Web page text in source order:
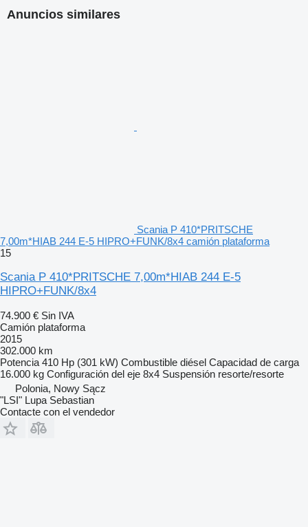
Anuncios similares
Scania P 410*PRITSCHE
7,00m*HIAB 244 E-5 HIPRO+FUNK/8x4 camión plataforma
15
Scania P 410*PRITSCHE 7,00m*HIAB 244 E-5
HIPRO+FUNK/8x4
74.900 € Sin IVA
Camión plataforma
2015
302.000 km
Potencia 410 Hp (301 kW) Combustible diésel Capacidad de carga
16.000 kg Configuración del eje 8x4 Suspensión resorte/resorte
Polonia, Nowy Sącz
"LSI" Lupa Sebastian
Contacte con el vendedor